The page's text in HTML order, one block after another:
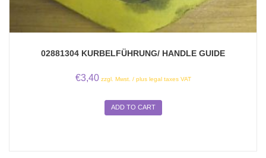
02881304 KURBELFÜHRUNG/ HANDLE GUIDE
€3,40 zzgl. Mwst. / plus legal taxes VAT
ADD TO CART